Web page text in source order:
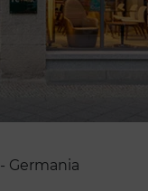
Germania